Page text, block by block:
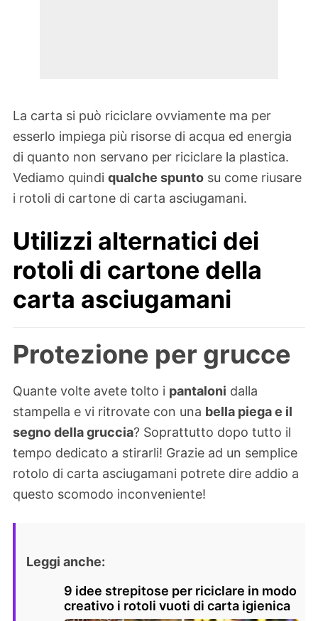
La carta si può riciclare ovviamente ma per
esserlo impiega più risorse di acqua ed energia
di quanto non servano per riciclare la plastica.
Vediamo quindi qualche spunto su come riusare
i rotoli di cartone di carta asciugamani.
Utilizzi alternatici dei
rotoli di cartone della
carta asciugamani
Protezione per grucce
Quante volte avete tolto i pantaloni dalla
stampella e vi ritrovate con una bella piega e il
segno della gruccia? Soprattutto dopo tutto il
tempo dedicato a stirarli! Grazie ad un semplice
rotolo di carta asciugamani potrete dire addio a
questo scomodo inconveniente!
Leggi anche:
9 idee strepitose per riciclare in modo
creativo i rotoli vuoti di carta igienica